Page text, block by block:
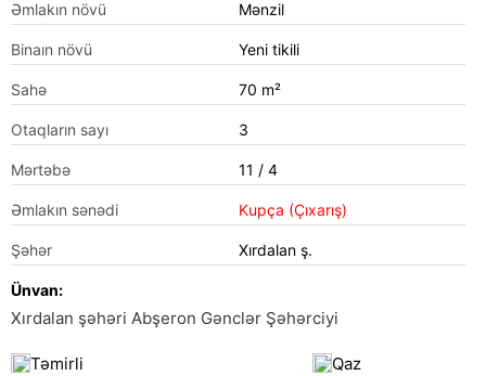
Əmlakın növü Mənzil
Binaın növü Yeni tikili
Sahə 70 m²
Otaqların sayı 3
Mərtəbə 11 / 4
Əmlakın sənədi Kupça (Çıxarış)
Şəhər Xırdalan ş.
Ünvan:
Xırdalan şəhəri Abşeron Gənclər Şəhərciyi
Təmirli
Qaz